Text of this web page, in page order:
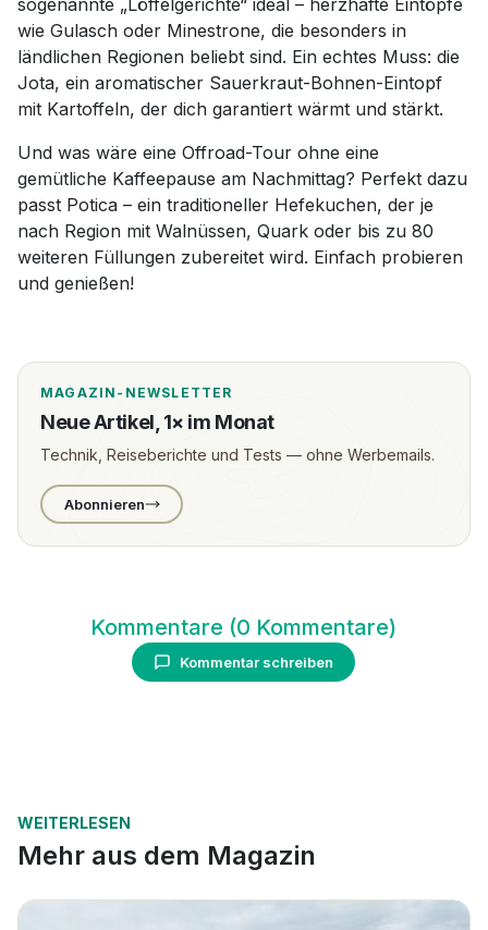
sogenannte „Löffelgerichte“ ideal – herzhafte Eintöpfe
wie Gulasch oder Minestrone, die besonders in
ländlichen Regionen beliebt sind. Ein echtes Muss: die
Jota, ein aromatischer Sauerkraut-Bohnen-Eintopf
mit Kartoffeln, der dich garantiert wärmt und stärkt.
Und was wäre eine Offroad-Tour ohne eine
gemütliche Kaffeepause am Nachmittag? Perfekt dazu
passt Potica – ein traditioneller Hefekuchen, der je
nach Region mit Walnüssen, Quark oder bis zu 80
weiteren Füllungen zubereitet wird. Einfach probieren
und genießen!
MAGAZIN-NEWSLETTER
Neue Artikel, 1× im Monat
Technik, Reiseberichte und Tests — ohne Werbemails.
Abonnieren
Kommentare (0 Kommentare)
Kommentar schreiben
WEITERLESEN
Mehr aus dem Magazin